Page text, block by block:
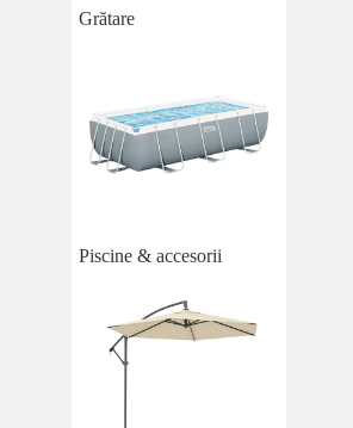
Grătare
Piscine & accesorii